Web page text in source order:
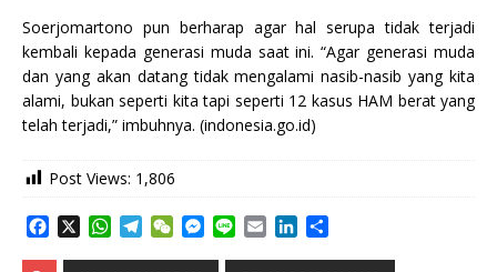
Soerjomartono pun berharap agar hal serupa tidak terjadi
kembali kepada generasi muda saat ini. “Agar generasi muda
dan yang akan datang tidak mengalami nasib-nasib yang kita
alami, bukan seperti kita tapi seperti 12 kasus HAM berat yang
telah terjadi,” imbuhnya. (indonesia.go.id)
Post Views: 1,806
W
T
W
M